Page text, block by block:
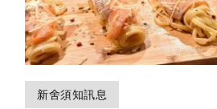
新舍須知訊息